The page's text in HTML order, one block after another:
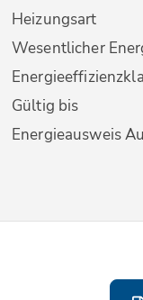
Heizungsart
Wesentlicher
Gültig bis
Energieausweis